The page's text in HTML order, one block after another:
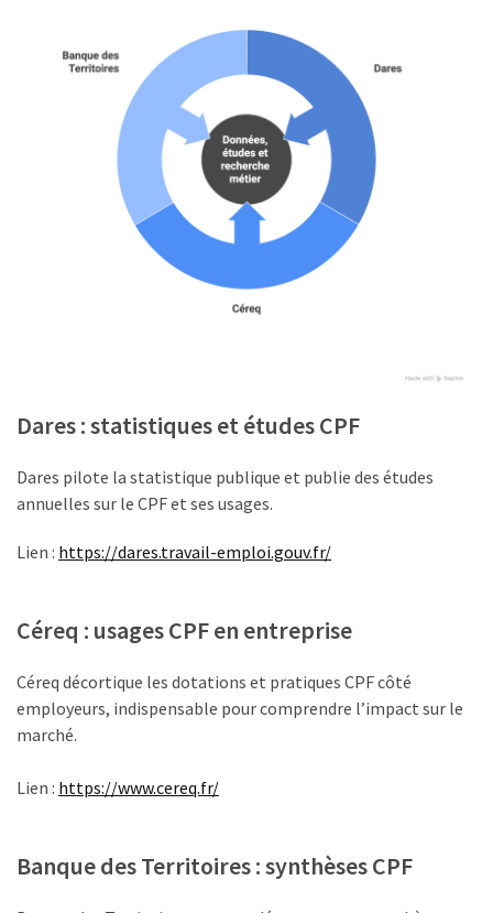
Dares : statistiques et études CPF
Dares pilote la statistique publique et publie des études
annuelles sur le CPF et ses usages.
Lien : https://dares.travail-emploi.gouv.fr/
Céreq : usages CPF en entreprise
Céreq décortique les dotations et pratiques CPF côté
employeurs, indispensable pour comprendre l’impact sur le
marché.
Lien : https://www.cereq.fr/
Banque des Territoires : synthèses CPF